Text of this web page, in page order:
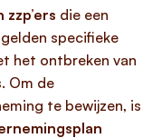
die een
specifieke
het ontbreken van
Om de
te bewijzen, is